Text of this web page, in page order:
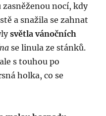
zasněženou nocí, kdy
a snažila se zahnat
světla vánočních
se linula ze stánků.
s touhou po
holka, co se